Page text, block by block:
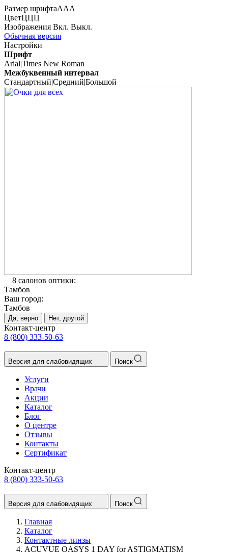
Размер шрифтаААА
ЦветЦЦЦ
Изображения Вкл. Выкл.
Обычная версия
Настройки
Шрифт
Arial|Times New Roman
Межбуквенный интервал
Стандартный|Средний|Большой
8 салонов оптики:
Тамбов
Ваш город:
Тамбов
Да, верно Нет, другой
Контакт-центр
8 (800) 333-50-63
Версия для слабовидящих Поиск
Услуги
Врачи
Акции
Каталог
Блог
О центре
Отзывы
Контакты
Сертификат
Контакт-центр
8 (800) 333-50-63
Версия для слабовидящих Поиск
Главная
Каталог
Контактные линзы
ACUVUE OASYS 1 DAY for ASTIGMATISM